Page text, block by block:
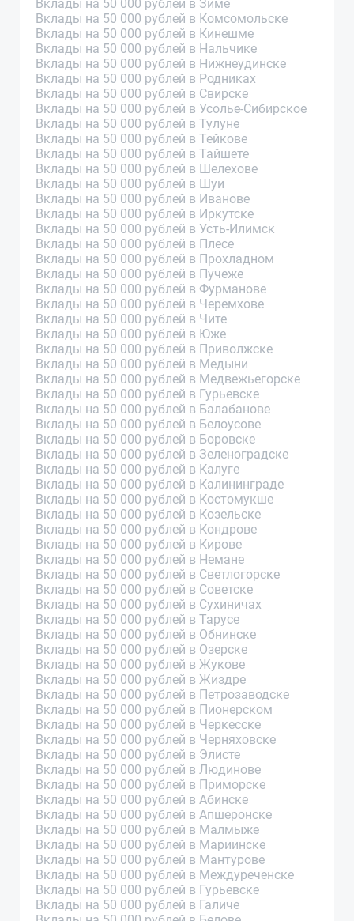
Вклады на 50 000 рублей в Зиме
Вклады на 50 000 рублей в Комсомольске
Вклады на 50 000 рублей в Кинешме
Вклады на 50 000 рублей в Нальчике
Вклады на 50 000 рублей в Нижнеудинске
Вклады на 50 000 рублей в Родниках
Вклады на 50 000 рублей в Свирске
Вклады на 50 000 рублей в Усолье-Сибирское
Вклады на 50 000 рублей в Тулуне
Вклады на 50 000 рублей в Тейкове
Вклады на 50 000 рублей в Тайшете
Вклады на 50 000 рублей в Шелехове
Вклады на 50 000 рублей в Шуи
Вклады на 50 000 рублей в Иванове
Вклады на 50 000 рублей в Иркутске
Вклады на 50 000 рублей в Усть-Илимск
Вклады на 50 000 рублей в Плесе
Вклады на 50 000 рублей в Прохладном
Вклады на 50 000 рублей в Пучеже
Вклады на 50 000 рублей в Фурманове
Вклады на 50 000 рублей в Черемхове
Вклады на 50 000 рублей в Чите
Вклады на 50 000 рублей в Юже
Вклады на 50 000 рублей в Приволжске
Вклады на 50 000 рублей в Медыни
Вклады на 50 000 рублей в Медвежьегорске
Вклады на 50 000 рублей в Гурьевске
Вклады на 50 000 рублей в Балабанове
Вклады на 50 000 рублей в Белоусове
Вклады на 50 000 рублей в Боровске
Вклады на 50 000 рублей в Зеленоградске
Вклады на 50 000 рублей в Калуге
Вклады на 50 000 рублей в Калининграде
Вклады на 50 000 рублей в Костомукше
Вклады на 50 000 рублей в Козельске
Вклады на 50 000 рублей в Кондрове
Вклады на 50 000 рублей в Кирове
Вклады на 50 000 рублей в Немане
Вклады на 50 000 рублей в Светлогорске
Вклады на 50 000 рублей в Советске
Вклады на 50 000 рублей в Сухиничах
Вклады на 50 000 рублей в Тарусе
Вклады на 50 000 рублей в Обнинске
Вклады на 50 000 рублей в Озерске
Вклады на 50 000 рублей в Жукове
Вклады на 50 000 рублей в Жиздре
Вклады на 50 000 рублей в Петрозаводске
Вклады на 50 000 рублей в Пионерском
Вклады на 50 000 рублей в Черкесске
Вклады на 50 000 рублей в Черняховске
Вклады на 50 000 рублей в Элисте
Вклады на 50 000 рублей в Людинове
Вклады на 50 000 рублей в Приморске
Вклады на 50 000 рублей в Абинске
Вклады на 50 000 рублей в Апшеронске
Вклады на 50 000 рублей в Малмыже
Вклады на 50 000 рублей в Мариинске
Вклады на 50 000 рублей в Мантурове
Вклады на 50 000 рублей в Междуреченске
Вклады на 50 000 рублей в Гурьевске
Вклады на 50 000 рублей в Галиче